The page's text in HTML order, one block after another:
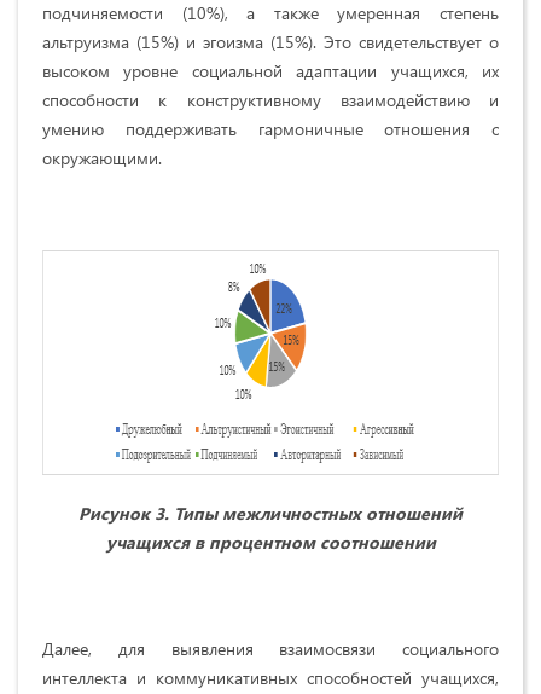
подчиняемости (10%), а также умеренная степень
альтруизма (15%) и эгоизма (15%). Это свидетельствует о
высоком уровне социальной адаптации учащихся, их
способности к конструктивному взаимодействию и
умению поддерживать гармоничные отношения с
окружающими.
Рисунок 3. Типы межличностных отношений
учащихся в процентном соотношении
Далее, для выявления взаимосвязи социального
интеллекта и коммуникативных способностей учащихся,